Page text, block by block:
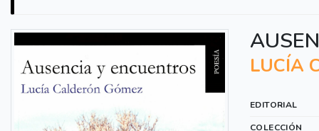
LUCÍA
EDITORIAL
COLECCIÓN